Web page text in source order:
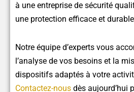
à une entreprise de sécurité
une protection efficace et
Notre équipe d’experts vous
l’analyse de vos besoins et la
dispositifs adaptés à votre
Contactez-nous dès aujourd’hui